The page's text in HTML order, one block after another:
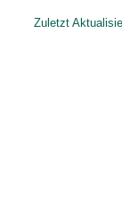
Zuletzt